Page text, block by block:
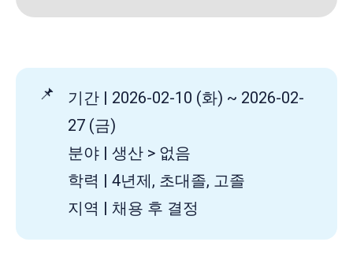
📌
기간 | 2026-02-10 (화) ~ 2026-02-
27 (금)
분야 | 생산 > 없음
학력 | 4년제, 초대졸, 고졸
지역 | 채용 후 결정